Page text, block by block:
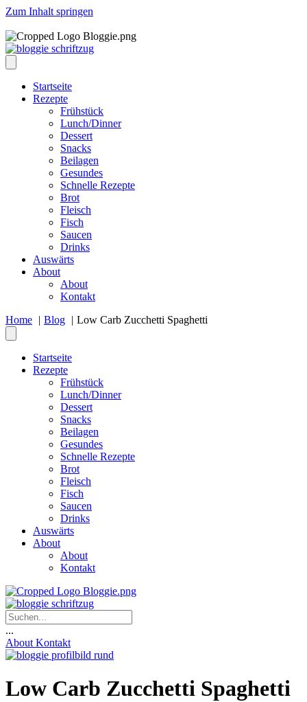
Zum Inhalt springen
Startseite
Rezepte
Frühstück
Lunch/Dinner
Dessert
Snacks
Beilagen
Gesundes
Schnelle Rezepte
Brot
Fleisch
Fisch
Saucen
Drinks
Auswärts
About
About
Kontakt
Home
Blog Low Carb Zucchetti Spaghetti
Startseite
Rezepte
Frühstück
Lunch/Dinner
Dessert
Snacks
Beilagen
Gesundes
Schnelle Rezepte
Brot
Fleisch
Fisch
Saucen
Drinks
Auswärts
About
About
Kontakt
...
About Kontakt
Low Carb Zucchetti Spaghetti